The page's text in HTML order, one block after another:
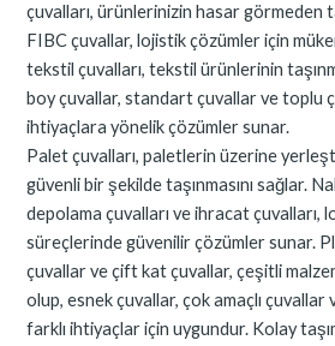
çuvalları, ürünlerinizin hasar görmeden
FIBC çuvallar, lojistik çözümler için
tekstil çuvalları, tekstil ürünlerinin
boy çuvallar, standart çuvallar ve toplu
ihtiyaçlara yönelik çözümler sunar.
Palet çuvalları, paletlerin üzerine
güvenli bir şekilde taşınmasını sağlar.
depolama çuvalları ve ihracat çuvalları,
süreçlerinde güvenilir çözümler sunar.
çuvallar ve çift kat çuvallar, çeşitli
olup, esnek çuvallar, çok amaçlı çuvallar
farklı ihtiyaçlar için uygundur. Kolay